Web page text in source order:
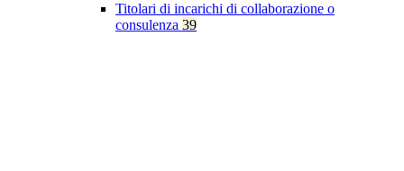
Titolari di incarichi di collaborazione o
consulenza 39